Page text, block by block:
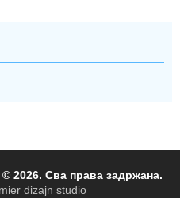
2026. Сва права задржана.
dizajn studio